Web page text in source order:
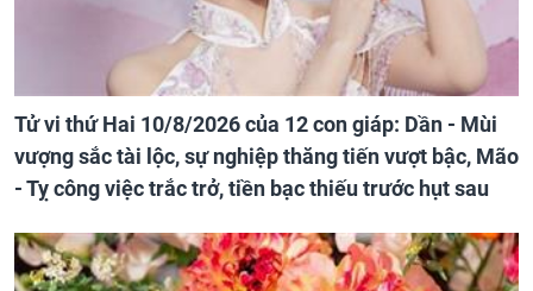
Tử vi thứ Hai 10/8/2026 của 12 con giáp: Dần - Mùi
vượng sắc tài lộc, sự nghiệp thăng tiến vượt bậc, Mão
- Tỵ công việc trắc trở, tiền bạc thiếu trước hụt sau